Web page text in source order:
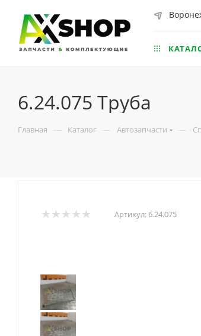
6.24.075 Труба
Главная — Каталог — Автозапчасти —
Артикул: 6.24.075